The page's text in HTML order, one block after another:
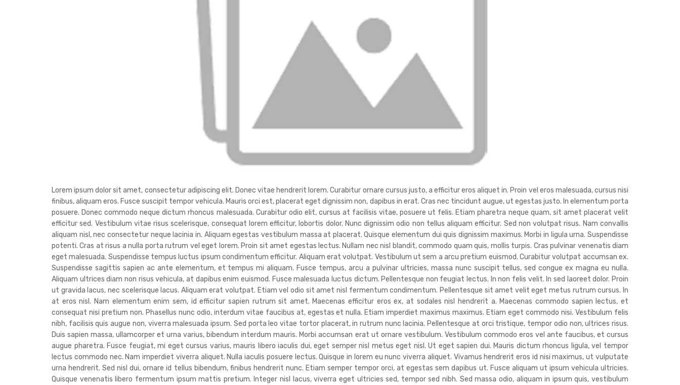
Lorem ipsum dolor sit amet, consectetur adipiscing elit. Donec vitae hendrerit lorem. Curabitur ornare cursus justo, a efficitur eros aliquet in. Proin vel eros malesuada, cursus nisi
finibus, aliquam eros. Fusce suscipit tempor vehicula. Mauris orci est, placerat eget dignissim non, dapibus in erat. Cras nec tincidunt augue, ut egestas justo. In elementum porta
posuere. Donec commodo neque dictum rhoncus malesuada. Curabitur odio elit, cursus at facilisis vitae, posuere ut felis. Etiam pharetra neque quam, sit amet placerat velit
efficitur sed. Vestibulum vitae risus scelerisque, consequat lorem efficitur, lobortis dolor. Nunc dignissim odio non tellus aliquam efficitur. Sed non volutpat risus. Nam convallis
aliquam nisl, nec consectetur neque lacinia in. Aliquam egestas vestibulum massa at placerat. Quisque elementum dui quis dignissim maximus. Morbi in ligula urna. Suspendisse
potenti. Cras at risus a nulla porta rutrum vel eget lorem. Proin sit amet egestas lectus. Nullam nec nisl blandit, commodo quam quis, mollis turpis. Cras pulvinar venenatis diam
eget malesuada. Suspendisse tempus luctus ipsum condimentum efficitur. Aliquam erat volutpat. Vestibulum ut sem a arcu pretium euismod. Curabitur volutpat accumsan ex.
Suspendisse sagittis sapien ac ante elementum, et tempus mi aliquam. Fusce tempus, arcu a pulvinar ultricies, massa nunc suscipit tellus, sed congue ex magna eu nulla.
Aliquam ultrices diam non risus vehicula, at dapibus enim euismod. Fusce malesuada luctus dictum. Pellentesque non feugiat lectus. In non felis velit. In sed laoreet dolor. Proin
ut gravida lacus, nec scelerisque lacus. Aliquam erat volutpat. Etiam vel odio sit amet nisl fermentum condimentum. Pellentesque sit amet velit eget metus rutrum cursus. In
at eros nisl. Nam elementum enim sem, id efficitur sapien rutrum sit amet. Maecenas efficitur eros ex, at sodales nisl hendrerit a. Maecenas commodo sapien lectus, et
consequat nisi pretium non. Phasellus nunc odio, interdum vitae faucibus at, egestas et nulla. Etiam imperdiet maximus maximus. Etiam eget commodo nisi. Vestibulum felis
nibh, facilisis quis augue non, viverra malesuada ipsum. Sed porta leo vitae tortor placerat, in rutrum nunc lacinia. Pellentesque at orci tristique, tempor odio non, ultrices risus.
Duis sapien massa, ullamcorper et urna varius, bibendum interdum mauris. Morbi accumsan erat ut ornare vestibulum. Vestibulum commodo eros vel ante faucibus, et cursus
augue pharetra. Fusce feugiat, mi eget cursus varius, mauris libero iaculis dui, eget semper nisl metus eget nisl. Ut eget sapien dui. Mauris dictum rhoncus ligula, vel tempor
lectus commodo nec. Nam imperdiet viverra aliquet. Nulla iaculis posuere lectus. Quisque in lorem eu nunc viverra aliquet. Vivamus hendrerit eros id nisi maximus, ut vulputate
urna hendrerit. Sed nisl dui, ornare id tellus bibendum, finibus hendrerit nunc. Etiam semper tempor orci, at egestas sem dapibus ut. Fusce aliquam ut ipsum vehicula ultricies.
Quisque venenatis libero fermentum ipsum mattis pretium. Integer nisl lacus, viverra eget ultricies sed, tempor sed nibh. Sed massa odio, aliquam in ipsum quis, vestibulum